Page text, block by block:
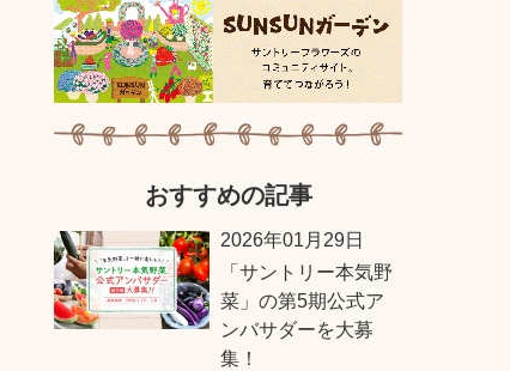
おすすめの記事
2026年01月29日
「サントリー本気野
菜」の第5期公式ア
ンバサダーを大募
集！